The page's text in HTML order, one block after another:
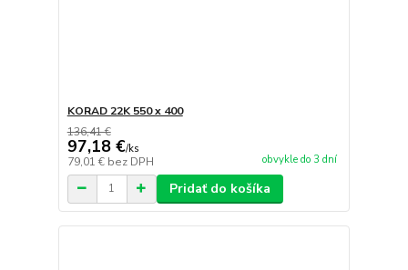
KORAD 22K 550 x 400
136,41 €
97,18 €/ks
79,01 € bez DPH obvykle do 3 dní
Pridať do košíka